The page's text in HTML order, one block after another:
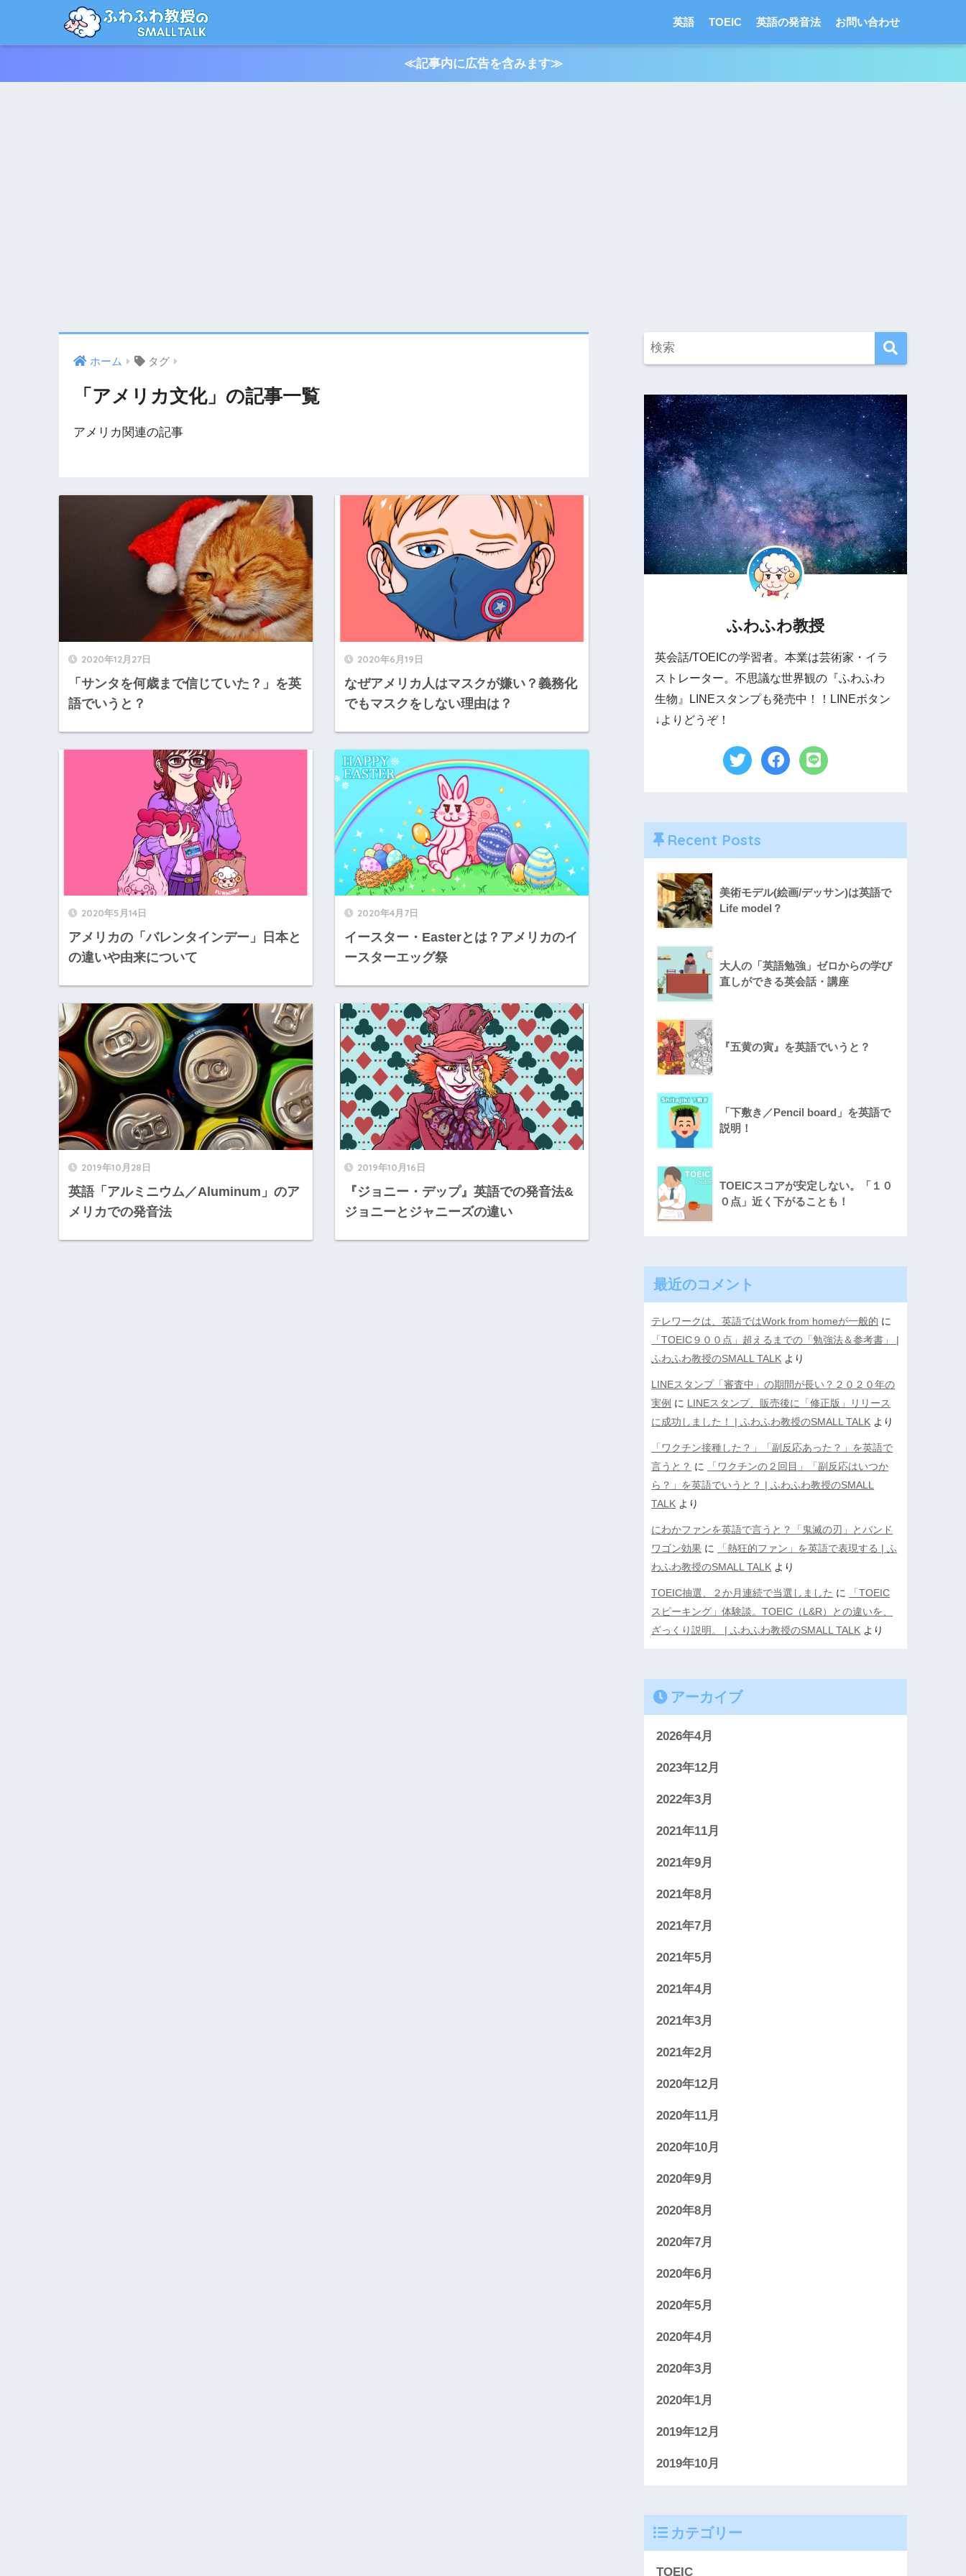
英語 TOEIC 英語の発音法 お問い合わせ
≪記事内に広告を含みます≫
ホーム タグ
「アメリカ文化」の記事一覧
アメリカ関連の記事
2020年12月27日
「サンタを何歳まで信じていた？」を英
語でいうと？
2020年6月19日
なぜアメリカ人はマスクが嫌い？義務化
でもマスクをしない理由は？
2020年5月14日
アメリカの「バレンタインデー」日本と
の違いや由来について
2020年4月7日
イースター・Easterとは？アメリカのイ
ースターエッグ祭
2019年10月28日
英語「アルミニウム／Aluminum」のア
メリカでの発音法
2019年10月16日
『ジョニー・デップ』英語での発音法&
ジョニーとジャニーズの違い
ふわふわ教授
英会話/TOEICの学習者。本業は芸術家・イラ
ストレーター。不思議な世界観の『ふわふわ
生物』LINEスタンプも発売中！！LINEボタン
↓よりどうぞ！
Recent Posts
美術モデル(絵画/デッサン)は英語で
Life model？
大人の「英語勉強」ゼロからの学び
直しができる英会話・講座
『五黄の寅』を英語でいうと？
「下敷き／Pencil board」を英語で
説明！
TOEICスコアが安定しない。「１０
０点」近く下がることも！
最近のコメント
テレワークは、英語ではWork from homeが一般的 に
「TOEIC９００点」超えるまでの「勉強法＆参考書」 |
ふわふわ教授のSMALL TALK より
LINEスタンプ「審査中」の期間が長い？２０２０年の
実例 に LINEスタンプ、販売後に「修正版」リリース
に成功しました！ | ふわふわ教授のSMALL TALK より
「ワクチン接種した？」「副反応あった？」を英語で
言うと？ に
「ワクチンの２回目」「副反応はいつか
ら？」を英語でいうと？ | ふわふわ教授のSMALL
TALK より
にわかファンを英語で言うと？「鬼滅の刃」とバンド
ワゴン効果 に
「熱狂的ファン」を英語で表現する | ふ
わふわ教授のSMALL TALK より
TOEIC抽選、２か月連続で当選しました に
「TOEIC
スピーキング」体験談。TOEIC（L&R）との違いを、
ざっくり説明。 | ふわふわ教授のSMALL TALK より
アーカイブ
2026年4月
2023年12月
2022年3月
2021年11月
2021年9月
2021年8月
2021年7月
2021年5月
2021年4月
2021年3月
2021年2月
2020年12月
2020年11月
2020年10月
2020年9月
2020年8月
2020年7月
2020年6月
2020年5月
2020年4月
2020年3月
2020年1月
2019年12月
2019年10月
カテゴリー
TOEIC